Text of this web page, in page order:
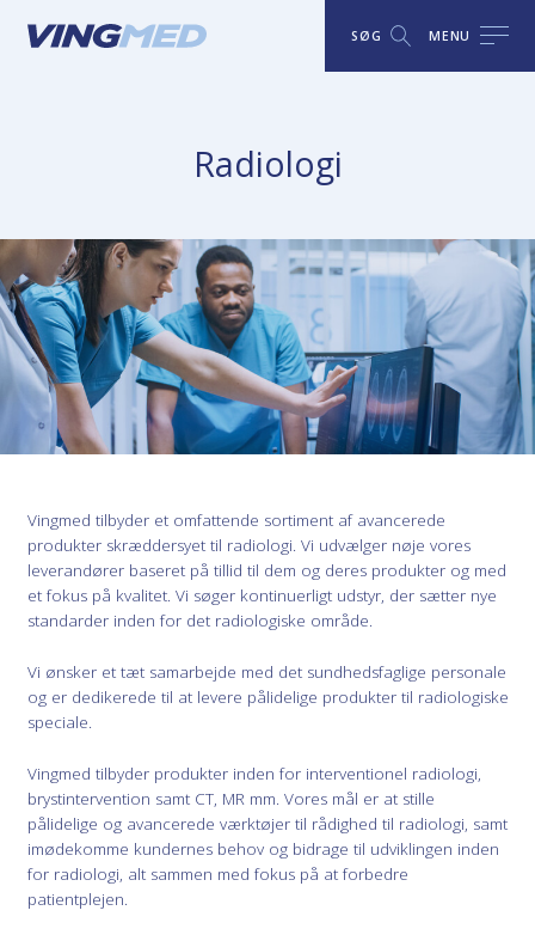
SØG MENU
Radiologi
Vingmed tilbyder et omfattende sortiment af avancerede
produkter skræddersyet til radiologi. Vi udvælger nøje vores
leverandører baseret på tillid til dem og deres produkter og med
et fokus på kvalitet. Vi søger kontinuerligt udstyr, der sætter nye
standarder inden for det radiologiske område.
Vi ønsker et tæt samarbejde med det sundhedsfaglige personale
og er dedikerede til at levere pålidelige produkter til radiologiske
speciale.
Vingmed tilbyder produkter inden for interventionel radiologi,
brystintervention samt CT, MR mm. Vores mål er at stille
pålidelige og avancerede værktøjer til rådighed til radiologi, samt
imødekomme kundernes behov og bidrage til udviklingen inden
for radiologi, alt sammen med fokus på at forbedre
patientplejen.